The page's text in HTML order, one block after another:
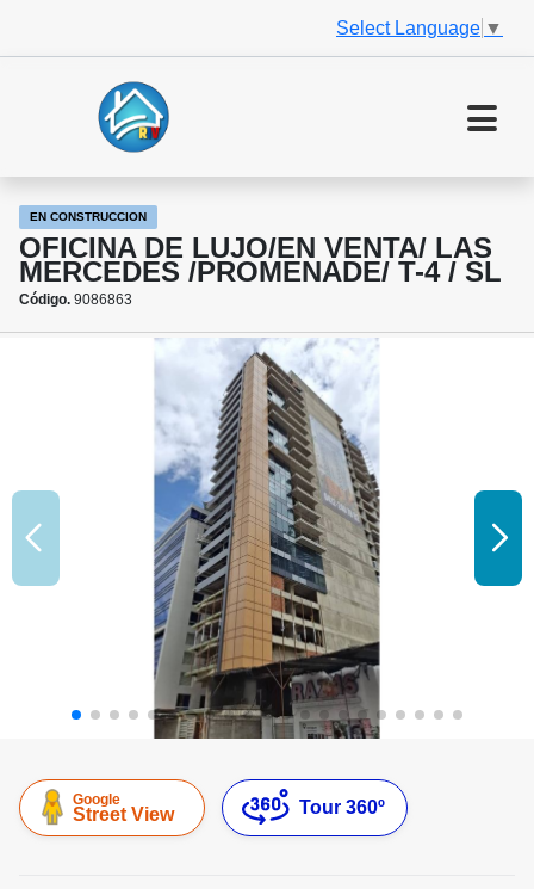
Select Language ▼
EN CONSTRUCCION
OFICINA DE LUJO/EN VENTA/ LAS
MERCEDES /PROMENADE/ T-4 / SL
Código. 9086863
Google
Street View Tour 360º